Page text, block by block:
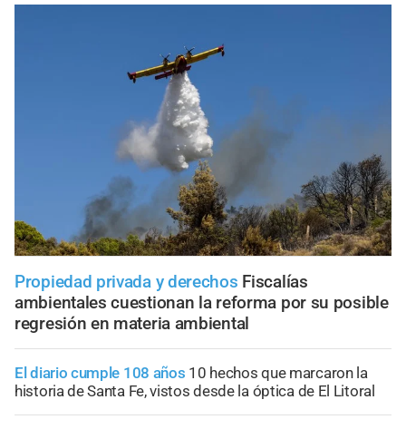
Propiedad privada y derechos Fiscalías
ambientales cuestionan la reforma por su posible
regresión en materia ambiental
El diario cumple 108 años 10 hechos que marcaron la
historia de Santa Fe, vistos desde la óptica de El Litoral